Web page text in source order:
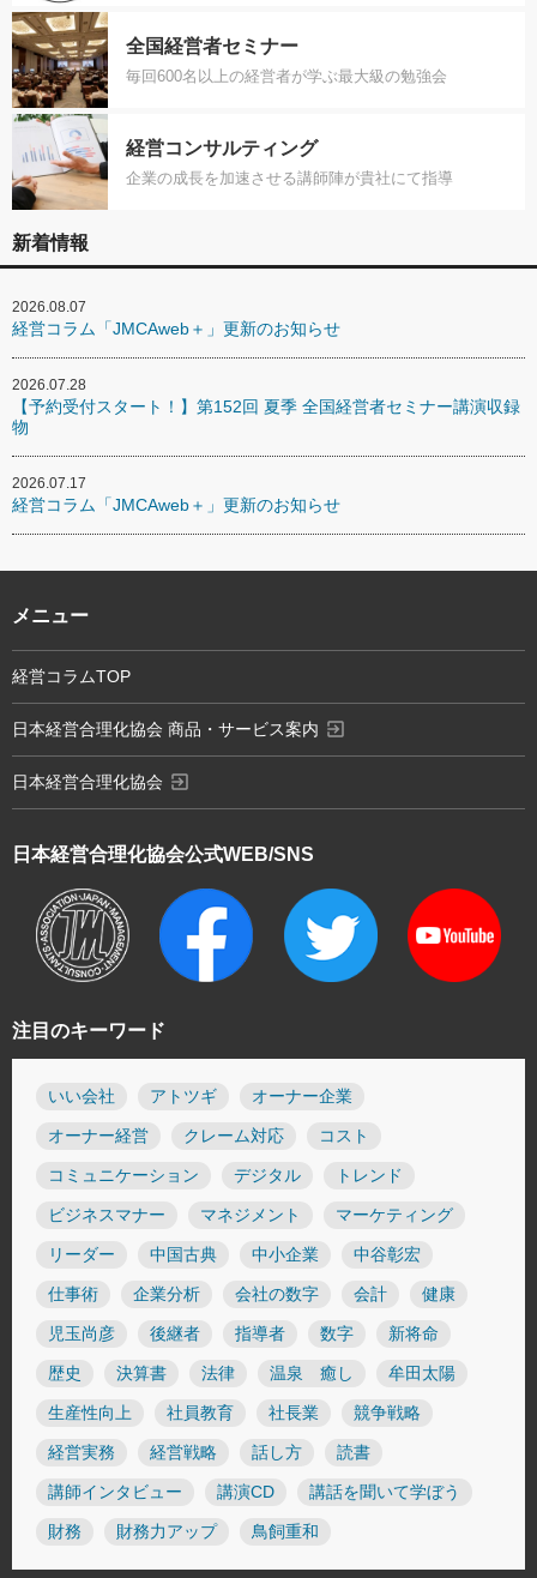
全国経営者セミナー
毎回600名以上の経営者が学ぶ最大級の勉強会
経営コンサルティング
企業の成長を加速させる講師陣が貴社にて指導
新着情報
2026.08.07
経営コラム「JMCAweb＋」更新のお知らせ
2026.07.28
【予約受付スタート！】第152回 夏季 全国経営者セミナー講演収録
物
2026.07.17
経営コラム「JMCAweb＋」更新のお知らせ
注目のキーワード
いい会社 アトツギ オーナー企業
オーナー経営 クレーム対応 コスト
コミュニケーション デジタル トレンド
ビジネスマナー マネジメント マーケティング
リーダー 中国古典 中小企業 中谷彰宏
仕事術 企業分析 会社の数字 会計 健康
児玉尚彦 後継者 指導者 数字 新将命
歴史 決算書 法律 温泉 癒し 牟田太陽
生産性向上 社員教育 社長業 競争戦略
経営実務 経営戦略 話し方 読書
講師インタビュー 講演CD 講話を聞いて学ぼう
財務 財務力アップ 鳥飼重和
日本経営合理化協会公式WEB/SNS
メニュー
経営コラムTOP
日本経営合理化協会 商品・サービス案内 exit_to_app
日本経営合理化協会 exit_to_app